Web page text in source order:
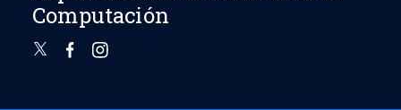
Computación